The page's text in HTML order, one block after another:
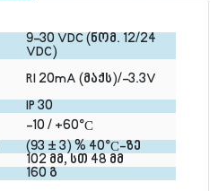
9-30 VDC (ნომ. 12/24
VDC)
RI 20mA (მაქს)/-3.3V
IP 30
-10 / +60°С
(93 ± 3) % 40°С-ზე
102 მმ, სთ 48 მმ
160 გ